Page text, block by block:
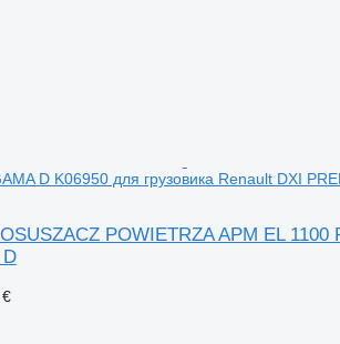
D K06950 для грузовика Renault DXI
POWIETRZA APM EL